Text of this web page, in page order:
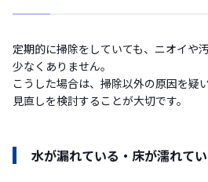
定期的に掃除をしていても、ニオイや
少なくありません。
こうした場合は、掃除以外の原因を疑
見直しを検討することが大切です。
水が漏れている・床が濡れて